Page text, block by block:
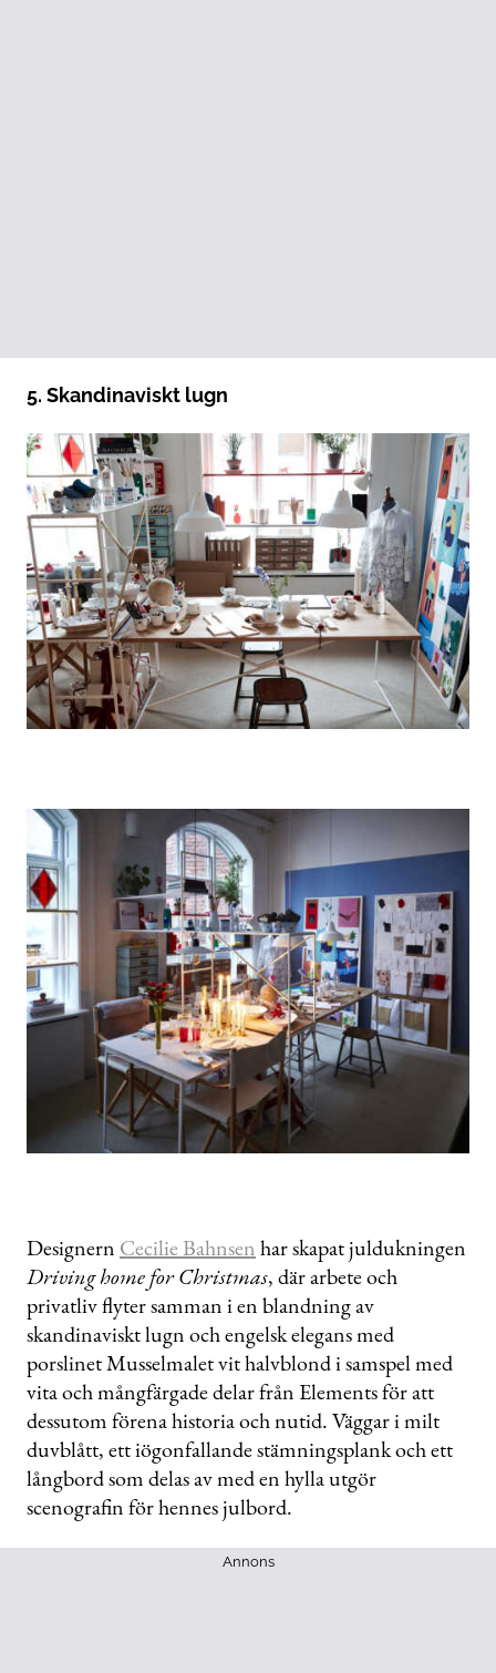
5. Skandinaviskt lugn
Designern Cecilie Bahnsenhar skapat juldukningen
Driving home for Christmas, där arbete och
privatliv flyter samman i en blandning av
skandinaviskt lugn och engelsk elegansmed
porslinet Musselmalet vit halvblond i samspel med
vita och mångfärgade delar från Elements för att
dessutom förena historia och nutid.Väggar i milt
duvblått, ett iögonfallande stämningsplank och ett
långbord som delas av med en hylla utgör
scenografin för hennes julbord.
Annons